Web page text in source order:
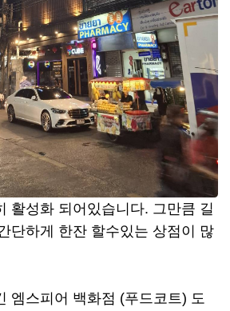
활성화 되어있습니다. 그만큼 길
단하게 한잔 할수있는 상점이 많
엠스피어 백화점 (푸드코트) 도